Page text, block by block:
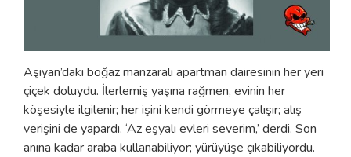
Aşiyan’daki boğaz manzaralı apartman dairesinin her yeri
çiçek doluydu. İlerlemiş yaşına rağmen, evinin her
köşesiyle ilgilenir; her işini kendi görmeye çalışır; alış
verişini de yapardı. ‘Az eşyalı evleri severim,’ derdi. Son
anına kadar araba kullanabiliyor; yürüyüşe çıkabiliyordu.